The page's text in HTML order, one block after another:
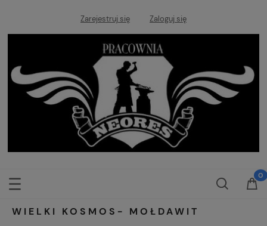
Zarejestruj się Zaloguj się
WIELKI KOSMOS- MOŁDAWIT